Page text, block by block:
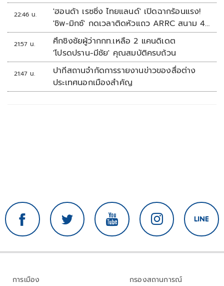
22:46 น.
'ฮอนด้า เรซซิ่ง ไทยแลนด์' เปิดฉากร้อนแรง!
'ชิพ-มิกซ์' กดเวลาติดหัวแถว ARRC สนาม 4
ที่มัลดาลิกา
21:57 น.
ศึกชิงชัยผู้ว่ากกท.เหลือ 2 แคนดิเดต
'โปรดปราน-มีชัย' คุณสมบัติครบถ้วน
21:47 น.
ปากีสถานจำกัดการรายงานข่าวของสื่อต่าง
ประเทศนอกเมืองสำคัญ
การเมือง
กรองสถานการณ์